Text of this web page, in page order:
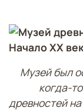
Музей был
когда-
древностей